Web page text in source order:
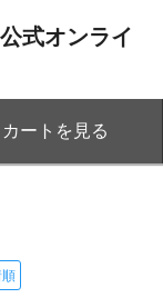
式オンライ
カートを見る